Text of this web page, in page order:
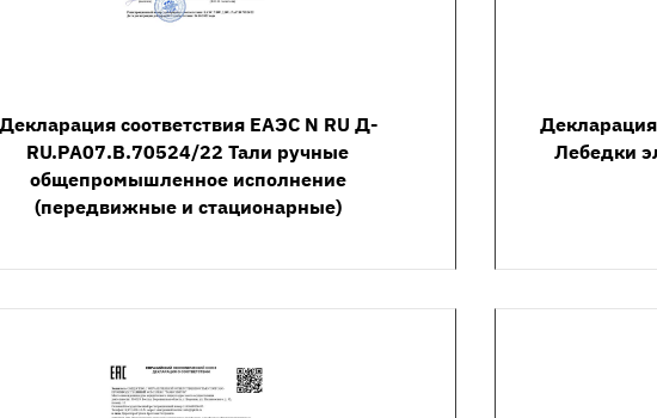
соответствия ЕАЭС N RU Д-
RU.РА07.В.70524/22 Тали ручные
общепромышленное исполнение
(передвижные и стационарные)
Лебедки